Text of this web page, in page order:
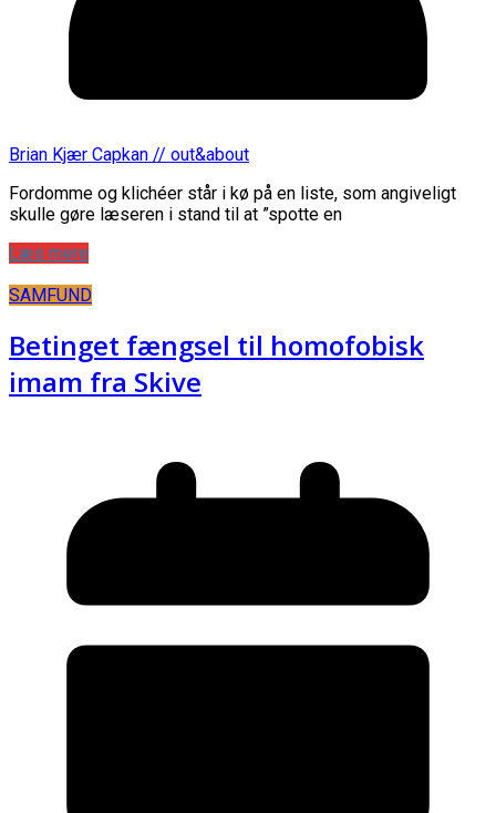
Brian Kjær Capkan // out&about
Fordomme og klichéer står i kø på en liste, som angiveligt
skulle gøre læseren i stand til at ”spotte en
Læs mere
SAMFUND
Betinget fængsel til homofobisk
imam fra Skive